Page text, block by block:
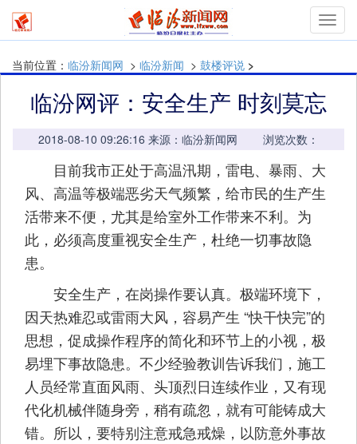
当前位置： 临汾新闻网 > 临汾新闻 > 鼓楼评说 >
临汾网评：安全生产 时刻莫忘
2018-08-10 09:26:16 来源：临汾新闻网 浏览次数：
目前我市正处于高温汛期，雷电、暴雨、大
风、高温等极端恶劣天气频繁，给市民的生产生
活带来不便，尤其是给室外工作带来不利。为
此，必须高度重视安全生产，杜绝一切事故隐
患。
安全生产，在岗操作要认真。极端环境下，
因天热难忍或雷雨大风，容易产生 “快干快完”的
思想，促成操作程序的简化和环节上的小视，极
易埋下事故隐患。不少经验教训告诉我们，施工
人员经常直面风雨、头顶烈日连续作业，又有现
代化机械伴随身旁，稍有疏忽，就有可能铸成大
错。所以，要特别注意戒急戒燥，以防意外事故